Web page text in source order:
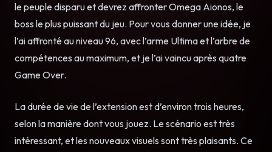
le peuple disparu et devrez affronter Omega Aionos, le
boss le plus puissant du jeu. Pour vous donner une idée, je
l’ai affronté au niveau 96, avec l’arme Ultima et l’arbre de
compétences au maximum, et je l’ai vaincu après quatre
Game Over.
La durée de vie de l’extension est d’environ trois heures,
selon la manière dont vous jouez. Le scénario est très
intéressant, et les nouveaux visuels sont très plaisants. Ce